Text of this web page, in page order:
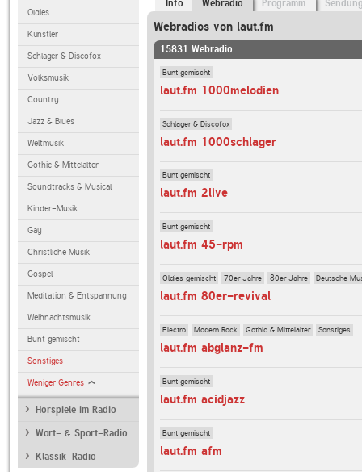
Oldies
Künstler
Schlager & Discofox
Volksmusik
Country
Jazz & Blues
Weltmusik
Gothic & Mittelalter
Soundtracks & Musical
Kinder-Musik
Gay
Christliche Musik
Gospel
Meditation & Entspannung
Weihnachtsmusik
Bunt gemischt
Sonstiges
Weniger Genres
Hörspiele im Radio
Wort- & Sport-Radio
Klassik-Radio
Info Webradio Programm
Webradios von laut.fm
15831 Webradio
Bunt gemischt
laut.fm 1000melodien
Schlager & Discofox
laut.fm 1000schlager
Bunt gemischt
laut.fm 2live
Bunt gemischt
laut.fm 45-rpm
Oldies gemischt 70er Jahre 80er Jahre Deutsche
laut.fm 80er-revival
Electro Modern Rock Gothic & Mittelalter Sonstiges
laut.fm abglanz-fm
Bunt gemischt
laut.fm acidjazz
Bunt gemischt
laut.fm afm